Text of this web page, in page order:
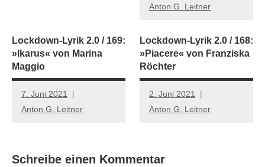
Anton G. Leitner
Lockdown-Lyrik 2.0 / 169:
»Ikarus« von Marina
Maggio
7. Juni 2021
Anton G. Leitner
Lockdown-Lyrik 2.0 / 168:
»Piacere« von Franziska
Röchter
2. Juni 2021
Anton G. Leitner
Schreibe einen Kommentar